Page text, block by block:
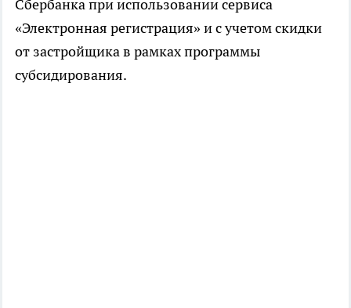
Сбербанка при использовании сервиса
«Электронная регистрация» и с учетом скидки
от застройщика в рамках программы
субсидирования.